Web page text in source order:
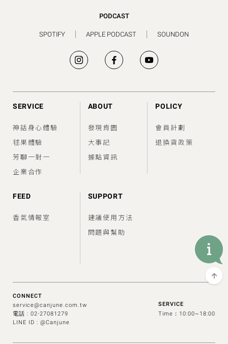
PODCAST
SPOTIFY SOUNDON
APPLE PODCAST
SERVICE
神話身心體驗
毬果體驗
芳聊一對一
企業合作
ABOUT
發現肯園
大事記
據點資訊
POLICY
會員計劃
退換貨政策
FEED
香氣情報室
SUPPORT
建議使用方法
問題與幫助
CONNECT
service@canjune.com.tw
電話 : 02-27081279
LINE ID : @Canjune
SERVICE
Time：10:00~18:00